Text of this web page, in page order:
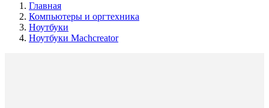
Главная
Компьютеры и оргтехника
Ноутбуки
Ноутбуки Machcreator